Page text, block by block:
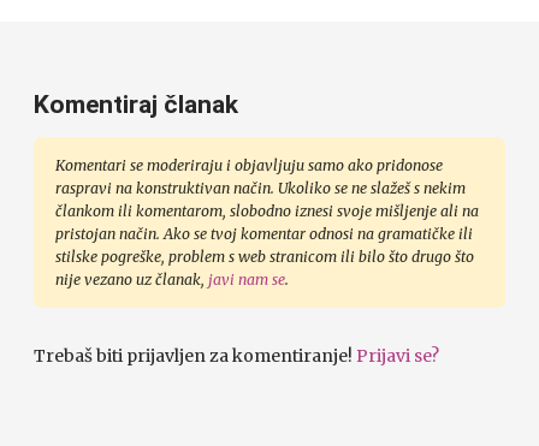
Komentiraj članak
Komentari se moderiraju i objavljuju samo ako pridonose
raspravi na konstruktivan način. Ukoliko se ne slažeš s nekim
člankom ili komentarom, slobodno iznesi svoje mišljenje ali na
pristojan način. Ako se tvoj komentar odnosi na gramatičke ili
stilske pogreške, problem s web stranicom ili bilo što drugo što
nije vezano uz članak, javi nam se.
Trebaš biti prijavljen za komentiranje! Prijavi se?